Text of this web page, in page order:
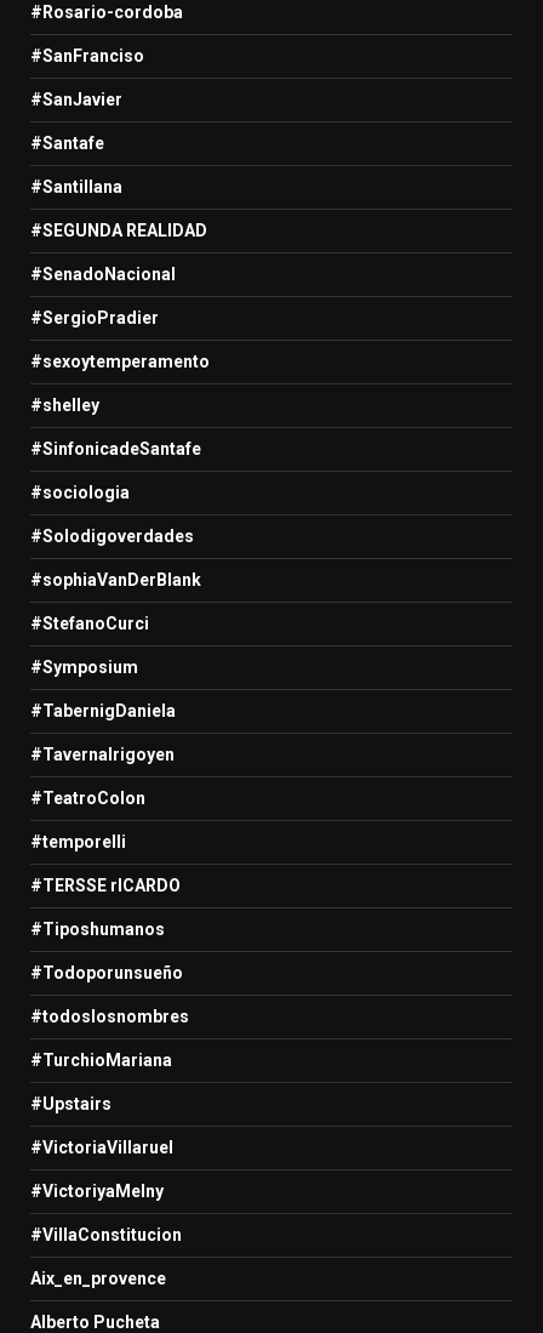
#Rosario-cordoba
#SanFranciso
#SanJavier
#Santafe
#Santillana
#SEGUNDA REALIDAD
#SenadoNacional
#SergioPradier
#sexoytemperamento
#shelley
#SinfonicadeSantafe
#sociologia
#Solodigoverdades
#sophiaVanDerBlank
#StefanoCurci
#Symposium
#TabernigDaniela
#TavernaIrigoyen
#TeatroColon
#temporelli
#TERSSE rICARDO
#Tiposhumanos
#Todoporunsueño
#todoslosnombres
#TurchioMariana
#Upstairs
#VictoriaVillaruel
#VictoriyaMelny
#VillaConstitucion
Aix_en_provence
Alberto Pucheta